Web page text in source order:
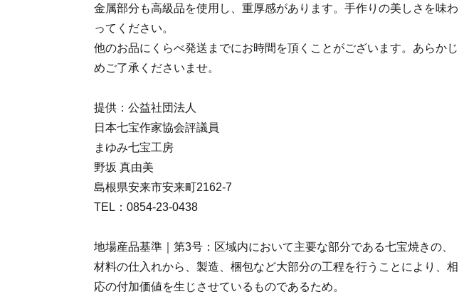
金属部分も高級品を使用し、重厚感があります。手作りの美しさを味わ
ってください。
他のお品にくらべ発送までにお時間を頂くことがございます。あらかじ
めご了承くださいませ。
提供：公益社団法人
日本七宝作家協会評議員
まゆみ七宝工房
野坂 真由美
島根県安来市安来町2162-7
TEL：0854-23-0438
地場産品基準｜第3号：区域内において主要な部分である七宝焼きの、
材料の仕入れから、製造、梱包など大部分の工程を行うことにより、相
応の付加価値を生じさせているものであるため。